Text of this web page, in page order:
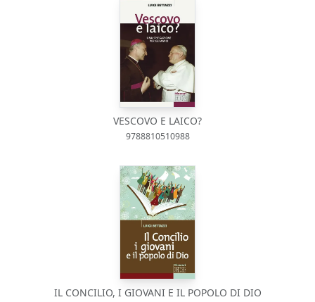
VESCOVO E LAICO?
9788810510988
IL CONCILIO, I GIOVANI E IL POPOLO DI DIO